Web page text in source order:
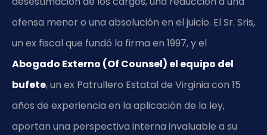
ofensa menor o una absolución en el juicio. El Sr. Sris,
un ex fiscal que fundó la firma en 1997, y el
Abogado Externo (Of Counsel) el equipo del
bufete, un ex Patrullero Estatal de Virginia con 15
años de experiencia en la aplicación de la ley,
aportan una perspectiva interna invaluable a su